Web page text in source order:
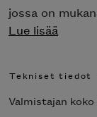
jossa on
Lue lisää
Tekniset tiedot
Valmistajan